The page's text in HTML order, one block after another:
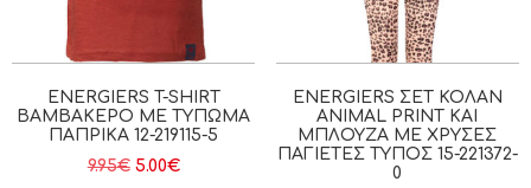
ENERGIERS T-SHIRT
ΒΑΜΒΑΚΕΡΌ ΜΕ ΤΎΠΩΜΑ
ΠΑΠΡΙΚΑ 12-219115-5
9.95€ 5.00€
ENERGIERS ΣΕΤ ΚΟΛΆΝ
ANIMAL PRINT ΚΑΙ
ΜΠΛΟΎΖΑ ΜΕ ΧΡΥΣΈΣ
ΠΑΓΙΈΤΕΣ ΤΎΠΟΣ 15-221372-
0